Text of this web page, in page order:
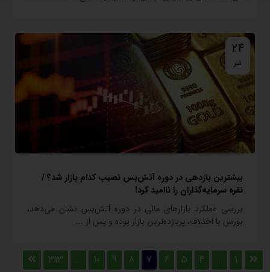
24
تیر
بیشترین بازدهی در دوره آتش‌بس نصیب کدام بازار شد؟ /
نقره سرمایه‌گذاران را ناامید کرد!
بررسی عملکرد بازارهای مالی در دوره آتش‌بس نشان می‌دهد،
بورس با اختلاف، پربازده‌ترین بازار بوده و پس از ...
1
…
4
5
6
7
8
9
10
…
313